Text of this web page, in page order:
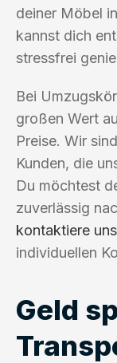
deiner Möbel
kannst dich
stressfrei
Bei
großen Wert
Preise. Wir
Kunden, die
Du möchtest
zuverlässig
kontaktiere uns
individuellen
Geld